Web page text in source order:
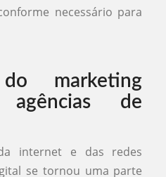
necessário para
do marketing
de
internet e das redes
se tornou uma parte